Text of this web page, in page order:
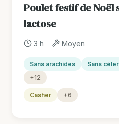
Poulet festif de Noël
lactose
3 h Moyen
Sans arachides Sans
+12
Casher +6